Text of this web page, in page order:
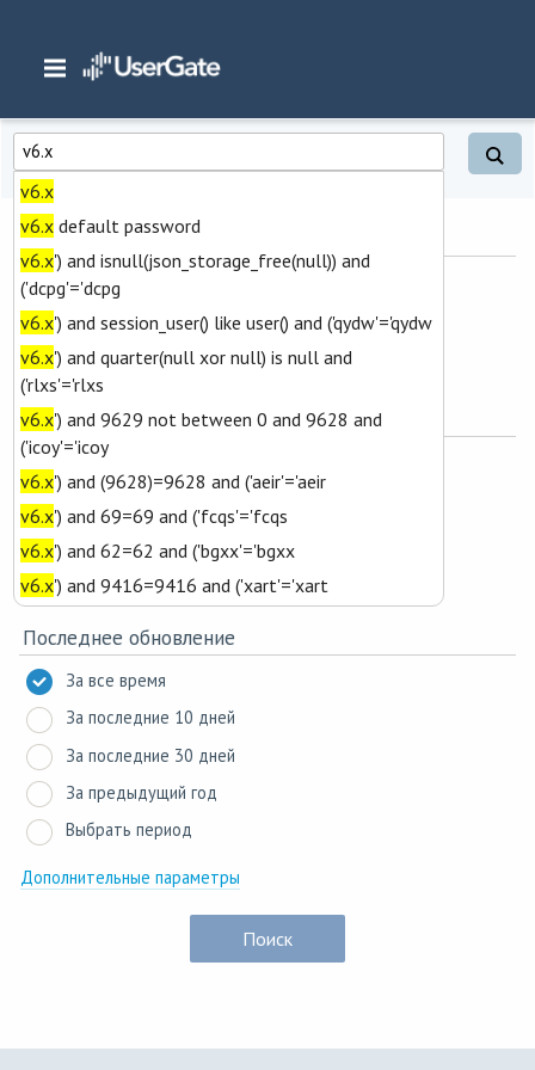
Главная/ Расширенный поиск
Тип
Все содержимое
Статьи
Файлы
Найти результаты
Везде (заголовки, содержимое, теги)
Только в заголовках
По ID
Последнее обновление
За все время
За последние 10 дней
За последние 30 дней
За предыдущий год
Выбрать период
Дополнительные параметры
v6.x
v6.x default password
v6.x') and isnull(json_storage_free(null)) and
('dcpg'='dcpg
v6.x') and session_user() like user() and ('qydw'='qydw
v6.x') and quarter(null xor null) is null and
('rlxs'='rlxs
v6.x') and 9629 not between 0 and 9628 and
('icoy'='icoy
v6.x') and (9628)=9628 and ('aeir'='aeir
v6.x') and 69=69 and ('fcqs'='fcqs
v6.x') and 62=62 and ('bgxx'='bgxx
v6.x') and 9416=9416 and ('xart'='xart